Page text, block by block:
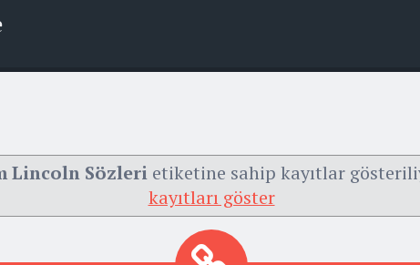
Lincoln Sözleri etiketine sahip kayıtlar
kayıtları göster